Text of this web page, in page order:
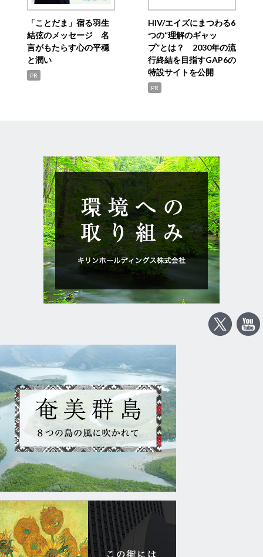
「ことだま」宿る羽生
結弦のメッセージ 名
言がもたらす心の平穏
と潤い
PR
HIV/エイズにまつわる6
つの“理解のギャッ
プ”とは？ 2030年の流
行終結を目指すGAP6の
特設サイトを公開
PR